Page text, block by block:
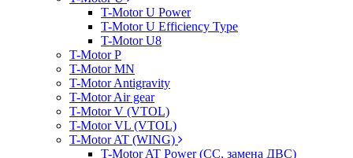
T-Motor U Power
T-Motor U Efficiency Type
T-Motor U8
T-Motor P
T-Motor MN
T-Motor Antigravity
T-Motor Air gear
T-Motor V (VTOL)
T-Motor VL (VTOL)
T-Motor AT (WING)
T-Motor AT Power (CC, замена ДВС)